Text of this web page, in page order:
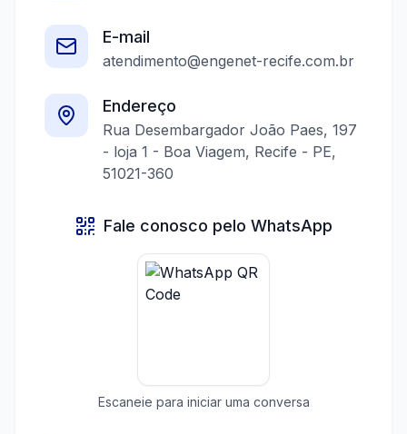
E-mail
atendimento@engenet-recife.com.br
Endereço
Rua Desembargador João Paes, 197
- loja 1 - Boa Viagem, Recife - PE,
51021-360
Fale conosco pelo WhatsApp
Escaneie para iniciar uma conversa